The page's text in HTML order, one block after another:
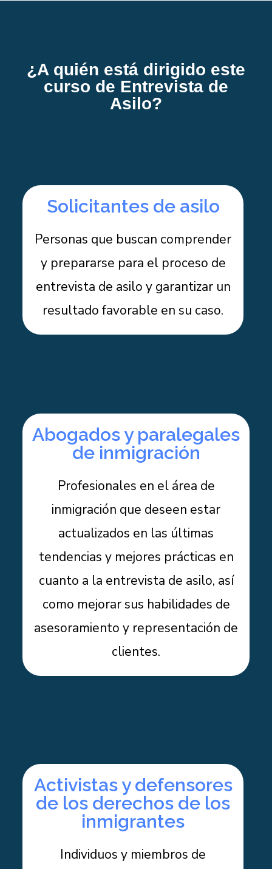
¿A quién está dirigido este
curso de Entrevista de
Asilo?
Solicitantes de asilo
Personas que buscan comprender
y prepararse para el proceso de
entrevista de asilo y garantizar un
resultado favorable en su caso.
Abogados y paralegales
de inmigración
Profesionales en el área de
inmigración que deseen estar
actualizados en las últimas
tendencias y mejores prácticas en
cuanto a la entrevista de asilo, así
como mejorar sus habilidades de
asesoramiento y representación de
clientes.
Activistas y defensores
de los derechos de los
inmigrantes
Individuos y miembros de